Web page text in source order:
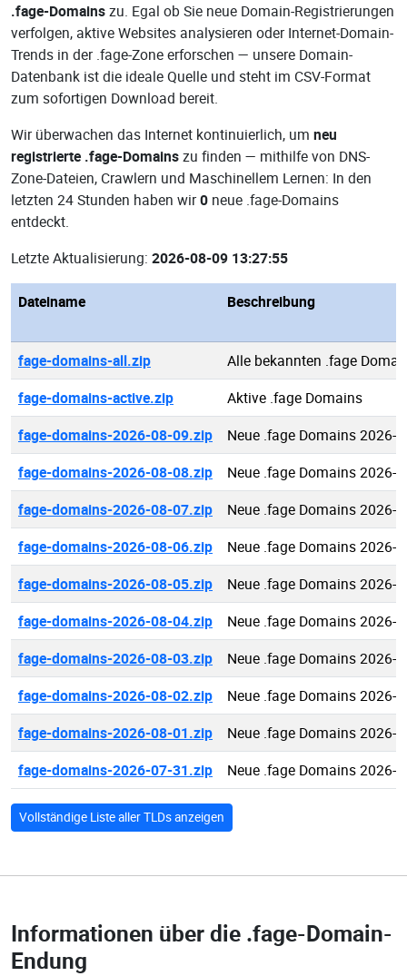
.fage-Domainszu. Egal ob Sie neue Domain-Registrierungen
verfolgen, aktive Websites analysieren oder Internet-Domain-
Trends in der .fage-Zone erforschen — unsere Domain-
Datenbank ist die ideale Quelle und steht im CSV-Format
zum sofortigen Download bereit.
Wir überwachen das Internet kontinuierlich, um neu
registrierte .fage-Domainszu finden — mithilfe von DNS-
Zone-Dateien, Crawlern und Maschinellem Lernen: In den
letzten 24 Stunden haben wir0 neue .fage-Domains
entdeckt.
Letzte Aktualisierung: 2026-08-09 13:27:55
Dateiname Beschreibung
fage-domains-all.zip
Alle bekannten .fage
fage-domains-active.zip
Aktive .fage Domains
fage-domains-2026-08-09.zip
Neue .fage Domains 2026-
fage-domains-2026-08-08.zip
Neue .fage Domains 2026-
fage-domains-2026-08-07.zip
Neue .fage Domains 2026-
fage-domains-2026-08-06.zip
Neue .fage Domains 2026-
fage-domains-2026-08-05.zip
Neue .fage Domains 2026-
fage-domains-2026-08-04.zip
Neue .fage Domains 2026-
fage-domains-2026-08-03.zip
Neue .fage Domains 2026-
fage-domains-2026-08-02.zip
Neue .fage Domains 2026-
fage-domains-2026-08-01.zip
Neue .fage Domains 2026-
fage-domains-2026-07-31.zip
Neue .fage Domains 2026-
Vollständige Liste aller TLDs anzeigen
Informationen über die .fage-Domain-
Endung